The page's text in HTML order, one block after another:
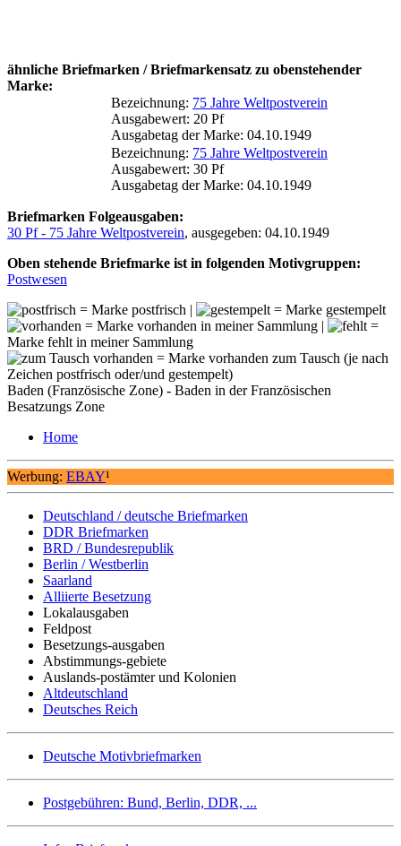
ähnliche Briefmarken / Briefmarkensatz zu obenstehender
Marke:
Bezeichnung: 75 Jahre Weltpostverein
Ausgabewert: 20 Pf
Ausgabetag der Marke: 04.10.1949
Bezeichnung: 75 Jahre Weltpostverein
Ausgabewert: 30 Pf
Ausgabetag der Marke: 04.10.1949
Briefmarken Folgeausgaben:
30 Pf - 75 Jahre Weltpostverein, ausgegeben: 04.10.1949
Oben stehende Briefmarke ist in folgenden Motivgruppen:
Postwesen
= Marke postfrisch |
= Marke gestempelt
= Marke vorhanden in meiner Sammlung |
=
Marke fehlt in meiner Sammlung
= Marke vorhanden zum Tausch (je nach
Zeichen postfrisch oder/und gestempelt)
Baden (Französische Zone) - Baden in der Französischen
Besatzungs Zone
Home
Werbung: EBAY¹
Deutschland / deutsche Briefmarken
DDR Briefmarken
BRD / Bundesrepublik
Berlin / Westberlin
Saarland
Alliierte Besetzung
Lokalausgaben
Feldpost
Besetzungs-ausgaben
Abstimmungs-gebiete
Auslands-postämter und Kolonien
Altdeutschland
Deutsches Reich
Deutsche Motivbriefmarken
Postgebühren: Bund, Berlin, DDR, ...